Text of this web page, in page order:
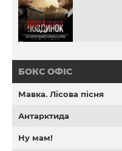
БОКС ОФІС
Мавка. Лісова пісня
Антарктида
Ну мам!